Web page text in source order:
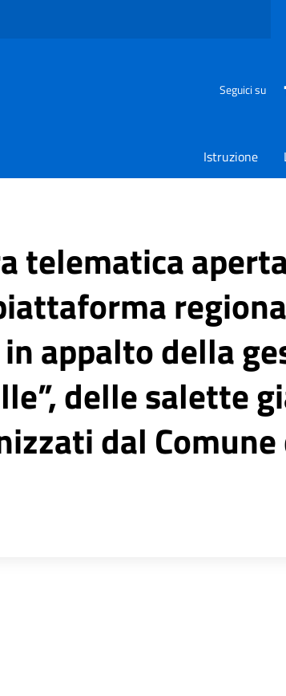
Seguici su
Istruzione
telematica
appalto della
delle salette
dal Comune